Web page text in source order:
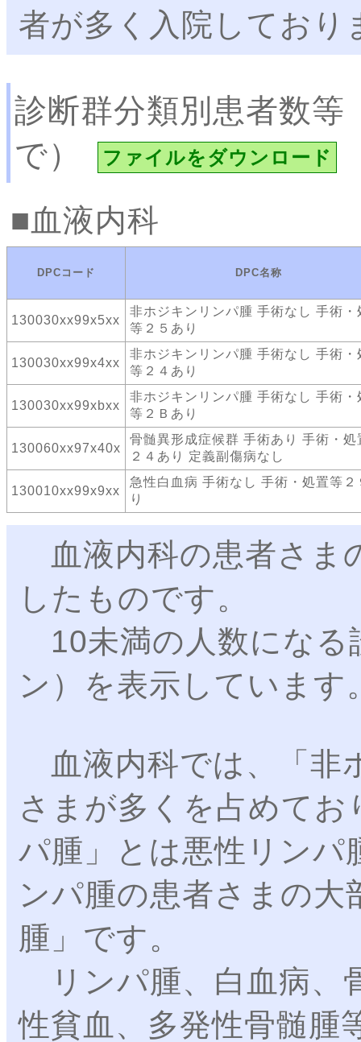
者が多く入院しており
診断群分類別患者数等
で）
ファイルをダウンロード
血液内科
DPCコード DPC名称
130030xx99x5xx
非ホジキンリンパ腫 手術なし 手術・
等２５あり
130030xx99x4xx
非ホジキンリンパ腫 手術なし 手術・
等２４あり
130030xx99xbxx
非ホジキンリンパ腫 手術なし 手術・
等２Ｂあり
130060xx97x40x
骨髄異形成症候群 手術あり 手術・処
２４あり 定義副傷病なし
130010xx99x9xx
急性白血病 手術なし 手術・処置等２
り
血液内科の患者さま
したものです。
10未満の人数になる
ン）を表示しています
血液内科では、「非
さまが多くを占めて
パ腫」とは悪性リンパ
ンパ腫の患者さまの
腫」です。
リンパ腫、白血病、
性貧血、多発性骨髄腫